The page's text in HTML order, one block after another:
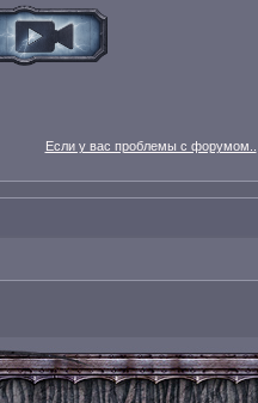
Если у вас проблемы с форумом..